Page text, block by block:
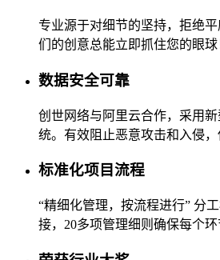
专业源于对细节的坚持，拒绝
们的创意总能立即抓住您的眼球
数据安全可靠
创世网络与阿里云合作，采用
统。有效阻止恶意攻击和入侵，
标准化项目流程
“精细化管理，按流程进行” 分
接，20多项管理细则确保每个